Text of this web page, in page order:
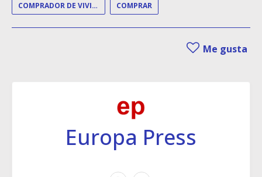
COMPRADOR DE VIVIENDA COMPRAR
Me gusta
Europa Press